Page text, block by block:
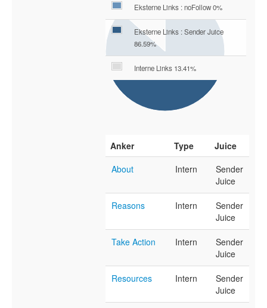
Eksterne Links : noFollow 0%
Eksterne Links : Sender Juice
86.59%
Interne Links 13.41%
Anker Type
Juice
About
Intern
Sender
Juice
Reasons Intern
Sender
Juice
Take Action Intern
Sender
Juice
Resources Intern
Sender
Juice